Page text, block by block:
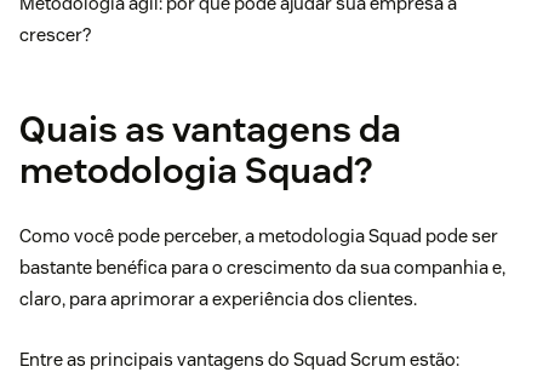
crescer?
Quais as vantagens da
metodologia Squad?
Como você pode perceber, a metodologia Squad pode ser
bastante benéfica para o crescimento da sua companhia e,
claro, para aprimorar aexperiência dos clientes.
Entre as principais vantagens do Squad Scrum estão: